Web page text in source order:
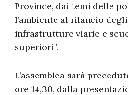
Province, dai temi delle
l’ambiente al rilancio
infrastrutture viarie e
superiori”.
L’assemblea sarà
ore 14,30, dalla